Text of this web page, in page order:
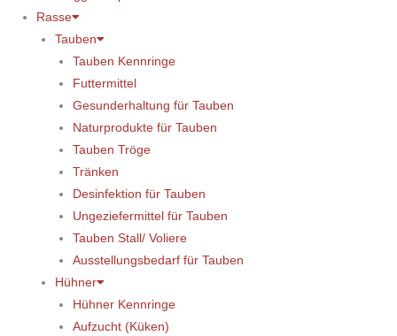
Rasse
Tauben
Tauben Kennringe
Futtermittel
Gesunderhaltung für Tauben
Naturprodukte für Tauben
Tauben Tröge
Tränken
Desinfektion für Tauben
Ungeziefermittel für Tauben
Tauben Stall/ Voliere
Ausstellungsbedarf für Tauben
Hühner
Hühner Kennringe
Aufzucht (Küken)